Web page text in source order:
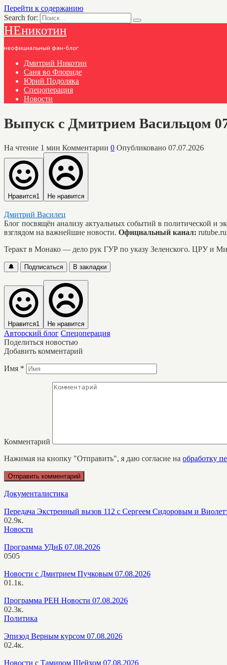
Перейти к содержанию
Search for:
НЕникотин
неофициальный фан-блог
Дмитрий Никотин
Саня во Флориде
Юрий Подоляка
Спецоперация
Новости
Выпуск с Дмитрием Васильцом
На чтение 1 мин Комментарии 0 Опубликовано 07.07.2026
Нравится1 Не нравится
Дмитрий Василец
Блог посвящён анализу актуальных событий в политической
взглядом на важнейшие новости. Официальный канал:
Теракт в Монако — дело рук ГУР по указу Зеленского. ЦРУ и
🔔 Подписаться В закладки
Нравится1 Не нравится
Авторский блог Спецоперация
Поделиться новостью
Добавить комментарий
Имя *
Комментарий
Нажимая на кнопку "Отправить", я даю согласие на обработку
Документалистика
Передача Экстренный вызов 112 с Сергеем Сидоровым и
02.9к.
Новости
Программа УДнБ 07.08.2026
0505
Новости с Дмитрием Пучковым 07.08.2026
01.1к.
Программа РЕН Новости 07.08.2026
02.3к.
Политика
Эпизод Верным курсом 07.08.2026
02.4к.
Новости с Тамиром Шейхом 07.08.2026